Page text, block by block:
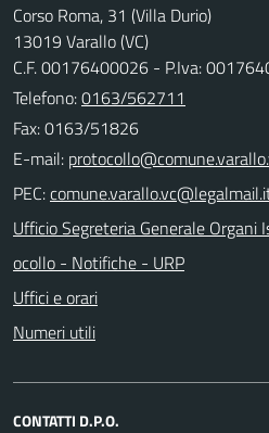
Corso Roma, 31 (Villa Durio)
13019 Varallo (VC)
C.F. 00176400026 - P.Iva:
Telefono:0163/562711
Fax: 0163/51826
E-mail:
PEC:
Ufficio Segreteria Generale
ocollo - Notifiche - URP
Uffici e orari
Numeri utili
CONTATTI D.P.O.